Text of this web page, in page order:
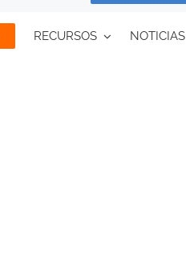
RECURSOS NOTICIAS